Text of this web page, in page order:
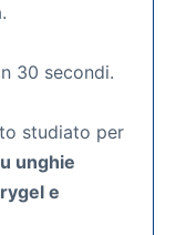
30 secondi.
studiato per
unghie
e